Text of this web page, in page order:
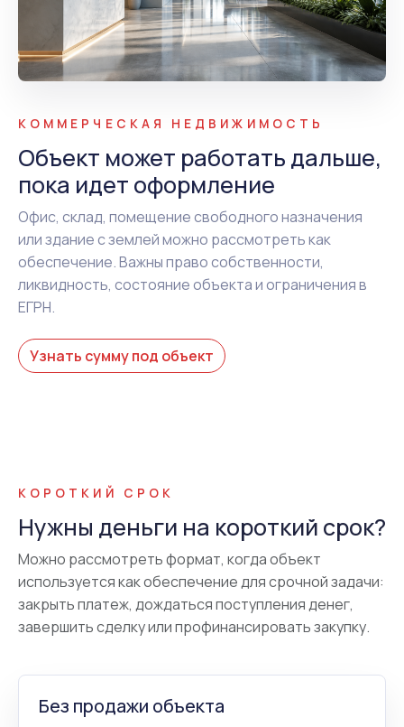
КОММЕРЧЕСКАЯ НЕДВИЖИМОСТЬ
Объект может работать дальше,
пока идет оформление
Офис, склад, помещение свободного назначения
или здание с землей можно рассмотреть как
обеспечение. Важны право собственности,
ликвидность, состояние объекта и ограничения в
ЕГРН.
Узнать сумму под объект
КОРОТКИЙ СРОК
Нужны деньги на короткий срок?
Можно рассмотреть формат, когда объект
используется как обеспечение для срочной задачи:
закрыть платеж, дождаться поступления денег,
завершить сделку или профинансировать закупку.
Без продажи объекта